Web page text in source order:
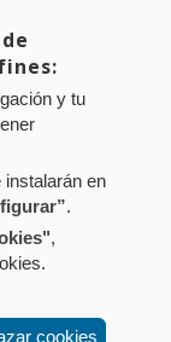
cookies
- 31001
y tu
en
.
,
cookies